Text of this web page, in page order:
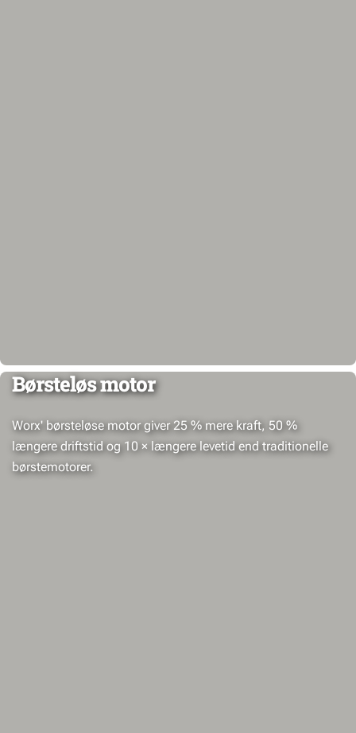
Børsteløs motor
Worx' børsteløse motor giver 25 % mere kraft, 50 %
længere driftstid og 10 × længere levetid end traditionelle
børstemotorer.